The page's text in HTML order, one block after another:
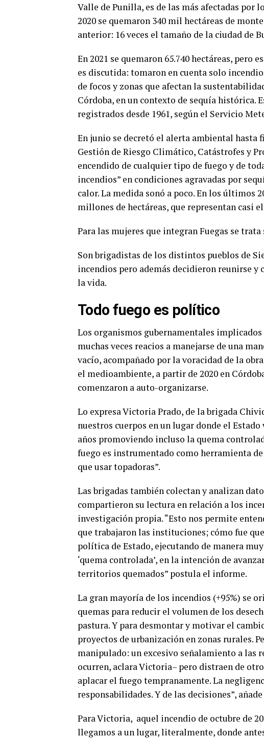
Valle de Punilla, es de las más afectadas por
2020 se quemaron 340 mil hectáreas de
anterior: 16 veces el tamaño de la ciudad de
En 2021 se quemaron 65.740 hectáreas, pero
es discutida: tomaron en cuenta solo
de focos y zonas que afectan la
Córdoba, en un contexto de sequía histórica.
registrados desde 1961, según el Servicio
En junio se decretó el alerta ambiental hasta
Gestión de Riesgo Climático, Catástrofes y
encendido de cualquier tipo de fuego y de
incendios” en condiciones agravadas por
calor. La medida sonó a poco. En los últimos
millones de hectáreas, que representan casi
Para las mujeres que integran Fuegas se
Son brigadistas de los distintos pueblos de
incendios pero además decidieron reunirse y
la vida.
Todo fuego es político
Los organismos gubernamentales
muchas veces reacios a manejarse de una
vacío, acompañado por la voracidad de la
el medioambiente, a partir de 2020 en
comenzaron a auto-organizarse.
Lo expresa Victoria Prado, de la brigada
nuestros cuerpos en un lugar donde el
años promoviendo incluso la quema
fuego es instrumentado como herramienta
que usar topadoras”.
Las brigadas también colectan y analizan
compartieron su lectura en relación a los
investigación propia. “Esto nos permite
que trabajaron las instituciones; cómo fue
política de Estado, ejecutando de manera
‘quema controlada’, en la intención de
territorios quemados” postula el informe.
La gran mayoría de los incendios (+95%) se
quemas para reducir el volumen de los
pastura. Y para desmontar y motivar el
proyectos de urbanización en zonas rurales.
manipulado: un excesivo señalamiento a las
ocurren, aclara Victoria– pero distraen de
aplacar el fuego tempranamente. La
responsabilidades. Y de las decisiones”,
Para Victoria, aquel incendio de octubre de
llegamos a un lugar, literalmente, donde